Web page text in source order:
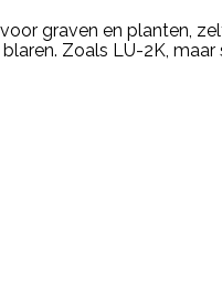
graven en planten,
Zoals LU-2K, maar